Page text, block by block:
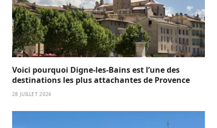
Voici pourquoi Digne-les-Bains est l’une des
destinations les plus attachantes de Provence
28 JUILLET 2026